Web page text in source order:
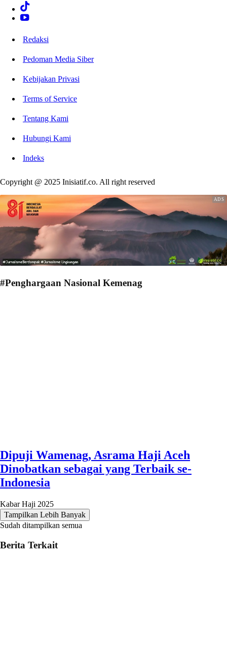
Redaksi
Pedoman Media Siber
Kebijakan Privasi
Terms of Service
Tentang Kami
Hubungi Kami
Indeks
Copyright @ 2025 Inisiatif.co. All right reserved
#Penghargaan Nasional Kemenag
Dipuji Wamenag, Asrama Haji Aceh
Dinobatkan sebagai yang Terbaik se-
Indonesia
Kabar Haji 2025
Tampilkan Lebih Banyak
Sudah ditampilkan semua
Berita Terkait